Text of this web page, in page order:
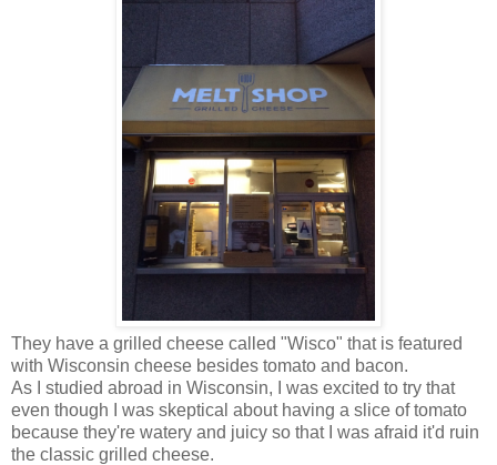
They have a grilled cheese called "Wisco" that is featured
with Wisconsin cheese besides tomato and bacon.
As I studied abroad in Wisconsin, I was excited to try that
even though I was skeptical about having a slice of tomato
because they're watery and juicy so that I was afraid it'd ruin
the classic grilled cheese.